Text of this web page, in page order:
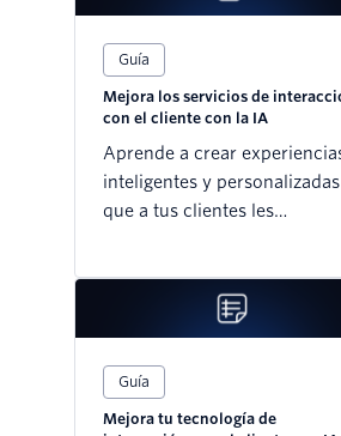
Guía
Mejora los servicios de
con el cliente con la IA
Aprende a crear
inteligentes y personalizadas
que a tus clientes les
Guía
Mejora tu tecnología de